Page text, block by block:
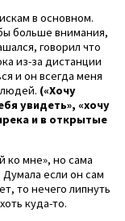
в основном.
больше внимания,
говорил что
из-за дистанции
и он всегда меня
(«Хочу
увидеть», «хочу
и в открытые
ко мне», но сама
если он сам
то нечего липнуть
куда-то.